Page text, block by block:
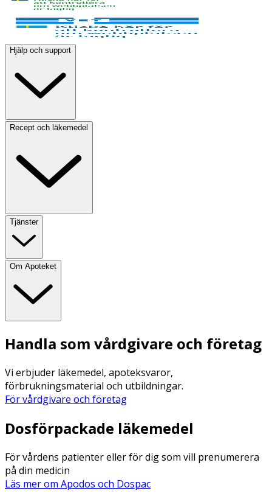
Hjälp och support
Recept och läkemedel
Tjänster
Om Apoteket
Handla som vårdgivare och företag
Vi erbjuder läkemedel, apoteksvaror,
förbrukningsmaterial och utbildningar.
För vårdgivare och företag
Dosförpackade läkemedel
För vårdens patienter eller för dig som vill prenumerera
på din medicin
Läs mer om Apodos och Dospac